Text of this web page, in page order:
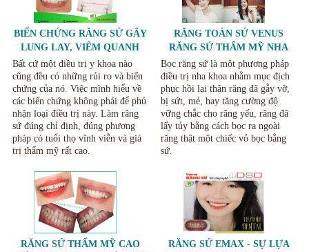
BIẾN CHỨNG RĂNG SỨ GÂY
LUNG LAY, VIÊM QUANH
RĂNG VÀ NỨT VỠ RĂNG SỨ
Bất cứ một điều trị y khoa nào
cũng đều có những rủi ro và biến
chứng của nó. Việc mình hiểu về
các biến chứng không phải để phủ
nhận loại điều trị này. Làm răng
sứ đúng chỉ định, đúng phương
pháp có tuổi thọ vĩnh viễn và giá
trị thẩm mỹ rất cao.
RĂNG TOÀN SỨ VENUS
RĂNG SỨ THẨM MỸ NHA
KHOA THÙY ANH THÁI
NGUYÊN
Bọc răng sứ là một phương pháp
điều trị nha khoa nhằm mục địch
phục hồi lại thân răng đã gẫy vỡ,
bị sứt, mẻ, hay tăng cường độ
vững chắc cho răng yếu, răng đã
lấy tủy bằng cách bọc ra ngoài
răng thật một chiếc vỏ bọc bằng
sứ.
RĂNG SỨ THẨM MỸ CAO
RĂNG SỨ EMAX - SỰ LỰA